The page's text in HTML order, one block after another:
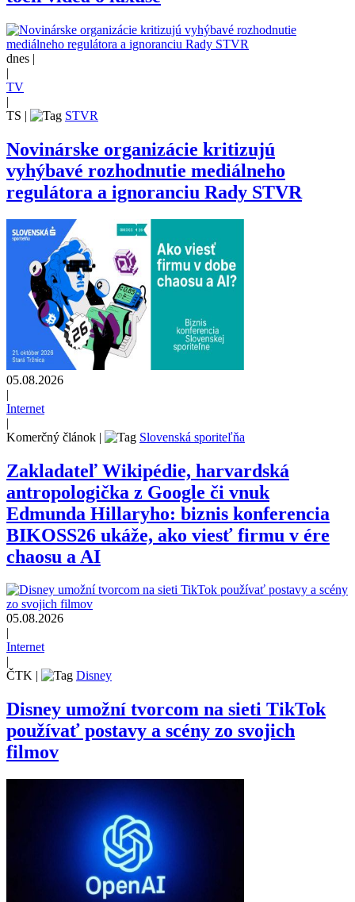
dnes |
|
TV
|
TS | STVR
Novinárske organizácie kritizujú
vyhýbavé rozhodnutie mediálneho
regulátora a ignoranciu Rady STVR
05.08.2026
|
Internet
|
Komerčný článok | Slovenská sporiteľňa
Zakladateľ Wikipédie, harvardská
antropologička z Google či vnuk
Edmunda Hillaryho: biznis konferencia
BIKOSS26 ukáže, ako viesť firmu v ére
chaosu a AI
05.08.2026
Internet
ČTK
Disney
Disney umožní tvorcom na sieti TikTok
používať postavy a scény zo svojich
filmov